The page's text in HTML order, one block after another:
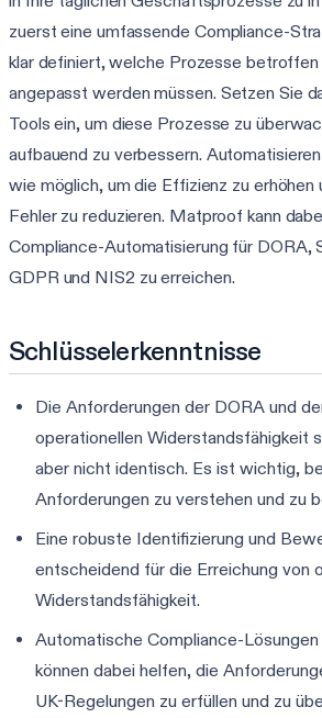
zuerst eine umfassende Compliance-
klar definiert, welche Prozesse betroffen
angepasst werden müssen. Setzen Sie
Tools ein, um diese Prozesse zu
aufbauend zu verbessern.
wie möglich, um die Effizienz zu erhöhen
Fehler zu reduzieren. Matproof kann
Compliance-Automatisierung für DORA,
GDPR und NIS2 zu erreichen.
Schlüsselerkenntnisse
Die Anforderungen der DORA und
operationellen Widerstandsfähigkeit
aber nicht identisch. Es ist wichtig,
Anforderungen zu verstehen und zu
Eine robuste Identifizierung und
entscheidend für die Erreichung von
Widerstandsfähigkeit.
Automatische Compliance-
können dabei helfen, die
UK-Regelungen zu erfüllen und zu